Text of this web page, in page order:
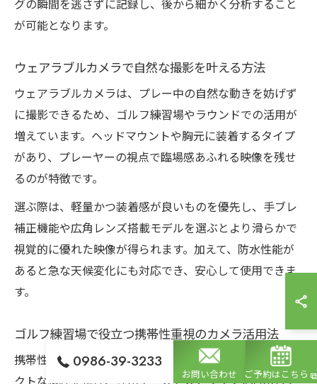
グの瞬間を逃さずに記録し、後から細かく分析すること
が可能となります。
ウェアラブルカメラで自然な撮影を叶える方法
ウェアラブルカメラは、プレー中の自然な動きを妨げず
に撮影できるため、ゴルフ練習場やラウンドでの活用が
増えています。ヘッドマウントや胸元に装着するタイプ
があり、プレーヤーの視点で臨場感あふれる映像を残せ
るのが特徴です。
選ぶ際は、軽量かつ装着感が良いものを優先し、手ブレ
補正機能や広角レンズ搭載モデルを選ぶとより滑らかで
視覚的に優れた映像が得られます。加えて、防水性能が
あると急な天候変化にも対応でき、安心して使用できま
す。
ゴルフ練習場で役立つ携帯性重視のカメラ活用法
携帯性を重視したカメラの活用法としては、まずコンパ
0986-39-3233
お問い合わせ ご予約はこちら